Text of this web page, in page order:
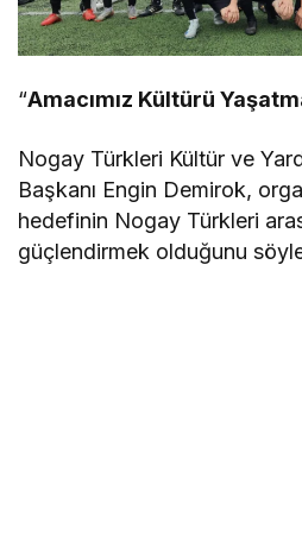
“Amacımız Kültürü
Nogay Türkleri Kültür ve
Başkanı Engin Demirok,
hedefinin Nogay Türkleri
güçlendirmek olduğunu